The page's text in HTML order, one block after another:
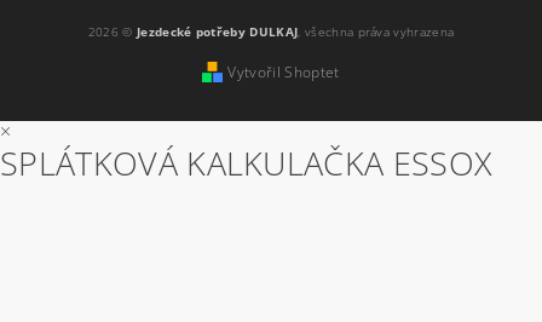
2026 © Jezdecké potřeby DULKAJ , všechna práva vyhrazena
Vytvořil Shoptet
×
SPLÁTKOVÁ KALKULAČKA ESSOX